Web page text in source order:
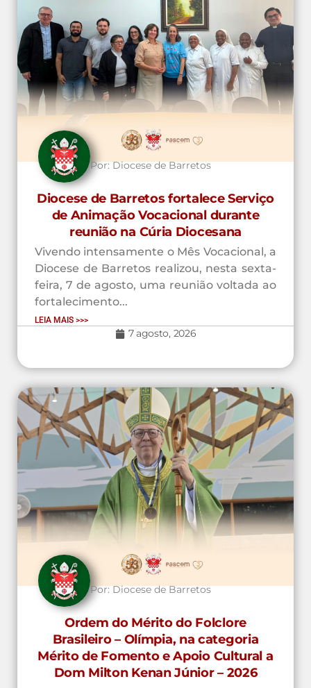
Por:Diocese de Barretos
Diocese de Barretos fortalece Serviço
de Animação Vocacional durante
reunião na Cúria Diocesana
Vivendo intensamente o Mês Vocacional, a
Diocese de Barretos realizou, nesta sexta-
feira, 7 de agosto, uma reunião voltada ao
fortalecimento...
LEIA MAIS >>>
7 agosto, 2026
Por:Diocese de Barretos
Ordem do Mérito do Folclore
Brasileiro – Olímpia, na categoria
Mérito de Fomento e Apoio Cultural a
Dom Milton Kenan Júnior – 2026